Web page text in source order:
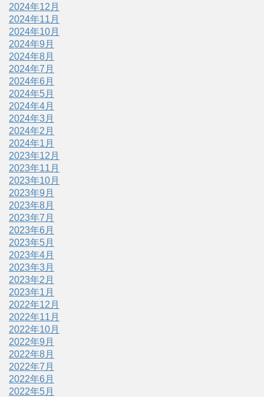
2024年12月
2024年11月
2024年10月
2024年9月
2024年8月
2024年7月
2024年6月
2024年5月
2024年4月
2024年3月
2024年2月
2024年1月
2023年12月
2023年11月
2023年10月
2023年9月
2023年8月
2023年7月
2023年6月
2023年5月
2023年4月
2023年3月
2023年2月
2023年1月
2022年12月
2022年11月
2022年10月
2022年9月
2022年8月
2022年7月
2022年6月
2022年5月